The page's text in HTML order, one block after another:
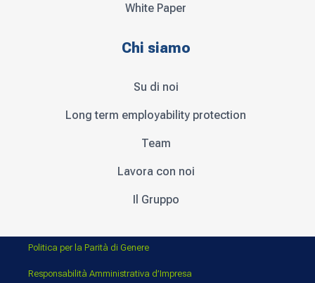
White Paper
Chi siamo
Su di noi
Long term employability protection
Team
Lavora con noi
Il Gruppo
Politica per la Parità di Genere
Responsabilità Amministrativa d’Impresa